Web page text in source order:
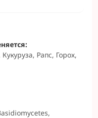
Рапс, Горох,